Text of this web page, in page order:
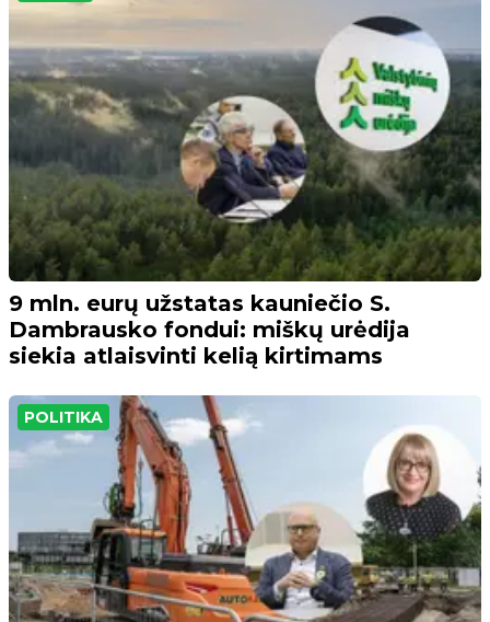
9 mln. eurų užstatas kauniečio S.
Dambrausko fondui: miškų urėdija
siekia atlaisvinti kelią kirtimams
POLITIKA